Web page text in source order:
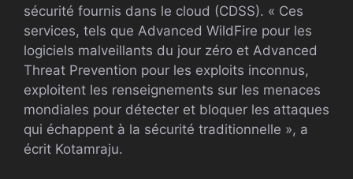
sécurité fournis dans le cloud (CDSS). « Ces
services, tels que Advanced WildFire pour les
logiciels malveillants du jour zéro et Advanced
Threat Prevention pour les exploits inconnus,
exploitent les renseignements sur les menaces
mondiales pour détecter et bloquer les attaques
qui échappent à la sécurité traditionnelle », a
écrit Kotamraju.